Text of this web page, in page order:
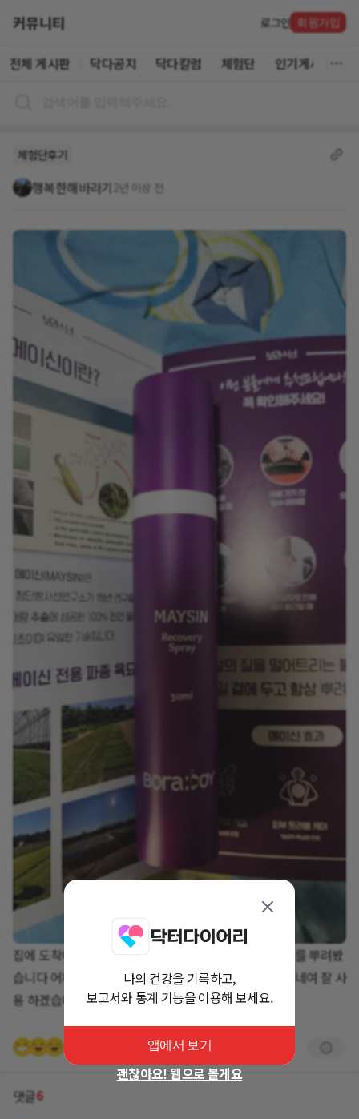
커뮤니티 로그인 회원가입
전체 게시판 닥다공지 닥다칼럼 체험단 인기게시글
체험단후기
행복한해바라기 2년 이상 전
집에 도착해서 이벤트에 당첨되어서 온 메이신 리커버리를 뿌려봤
습니다 어깨와 무릎 시원하면서 후끈한 파스 상위버전이네여 잘 사
용 하겠습니다
댓글6
나의 건강을 기록하고,
보고서와 통계 기능을 이용해 보세요.
앱에서 보기
괜찮아요! 웹으로 볼게요